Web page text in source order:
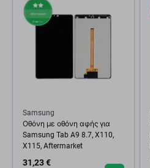
Samsung
Οθόνη με οθόνη αφής για
Samsung Tab A9 8.7, X110,
X115, Aftermarket
31,23 €